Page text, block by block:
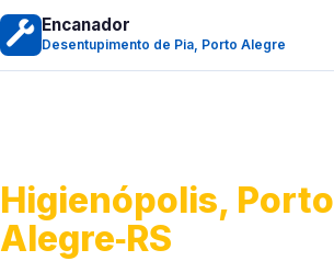
Encanador
Desentupimento de Pia, Porto Alegre
Higienópolis, Porto
Alegre‑RS